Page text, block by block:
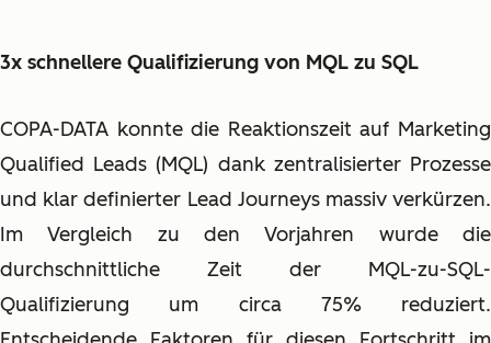
3x schnellere Qualifizierung von MQL zu SQL
COPA-DATA konnte die Reaktionszeit auf Marketing
Qualified Leads (MQL) dank zentralisierter Prozesse
und klar definierter Lead Journeys massiv verkürzen.
Im Vergleich zu den Vorjahren wurde die
durchschnittliche Zeit der MQL-zu-SQL-
Qualifizierung um circa 75% reduziert.